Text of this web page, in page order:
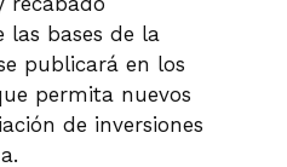
las bases de la
publicará en los
permita nuevos
de inversiones